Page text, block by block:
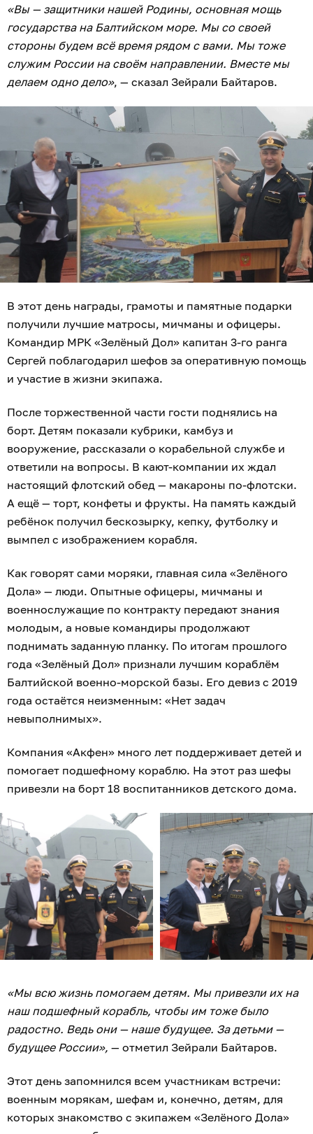
«Вы — защитники нашей Родины, основная мощь
государства на Балтийском море. Мы со своей
стороны будем всё время рядом с вами. Мы тоже
служим России на своём направлении. Вместе мы
делаем одно дело», — сказал Зейрали Байтаров.
В этот день награды, грамоты и памятные подарки
получили лучшие матросы, мичманы и офицеры.
Командир МРК «Зелёный Дол» капитан 3-го ранга
Сергей поблагодарил шефов за оперативную помощь
и участие в жизни экипажа.
После торжественной части гости поднялись на
борт. Детям показали кубрики, камбуз и
вооружение, рассказали о корабельной службе и
ответили на вопросы. В кают-компании их ждал
настоящий флотский обед — макароны по-флотски.
А ещё — торт, конфеты и фрукты. На память каждый
ребёнок получил бескозырку, кепку, футболку и
вымпел с изображением корабля.
Как говорят сами моряки, главная сила «Зелёного
Дола» — люди. Опытные офицеры, мичманы и
военнослужащие по контракту передают знания
молодым, а новые командиры продолжают
поднимать заданную планку. По итогам прошлого
года «Зелёный Дол» признали лучшим кораблём
Балтийской военно-морской базы. Его девиз с 2019
года остаётся неизменным: «Нет задач
невыполнимых».
Компания «Акфен» много лет поддерживает детей и
помогает подшефному кораблю. На этот раз шефы
привезли на борт 18 воспитанников детского дома.
«Мы всю жизнь помогаем детям. Мы привезли их на
наш подшефный корабль, чтобы им тоже было
радостно. Ведь они — наше будущее. За детьми —
будущее России», — отметил Зейрали Байтаров.
Этот день запомнился всем участникам встречи:
военным морякам, шефам и, конечно, детям, для
которых знакомство с экипажем «Зелёного Дола»